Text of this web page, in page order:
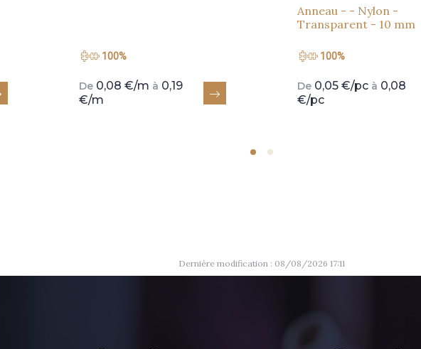
100%
De 0,08 €/m à 0,19
€/m
Anneau - - Nylon -
Transparent - 10 mm
100%
De 0,05 €/pc à 0,08
€/pc
Dernière modification : 08/08/2026 17:11